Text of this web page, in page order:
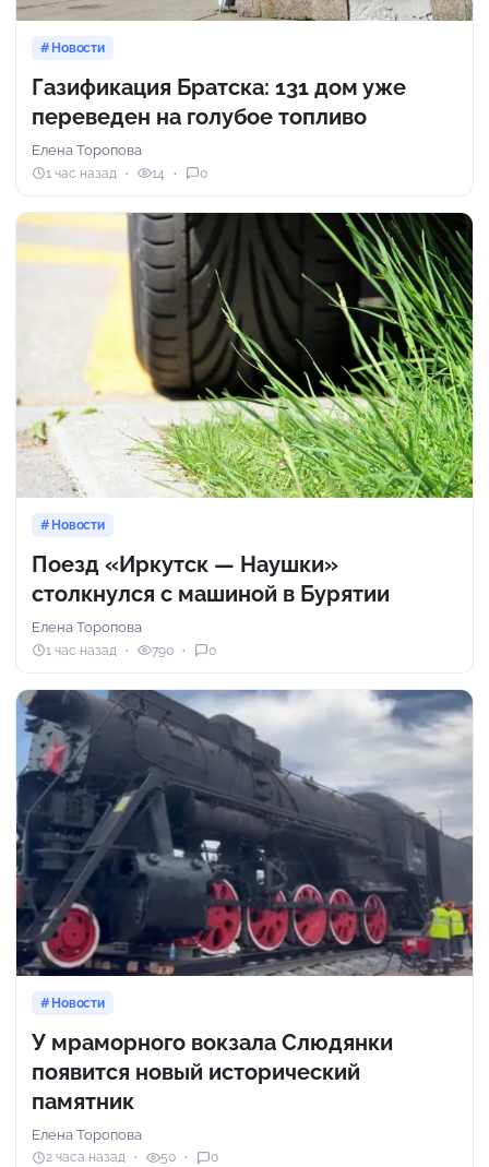
Новости
Газификация Братска: 131 дом уже
переведен на голубое топливо
Елена Торопова
1 час назад 14 0
Новости
Поезд «Иркутск — Наушки»
столкнулся с машиной в Бурятии
Елена Торопова
1 час назад 790 0
Новости
У мраморного вокзала Слюдянки
появится новый исторический
памятник
Елена Торопова
2 часа назад 50 0